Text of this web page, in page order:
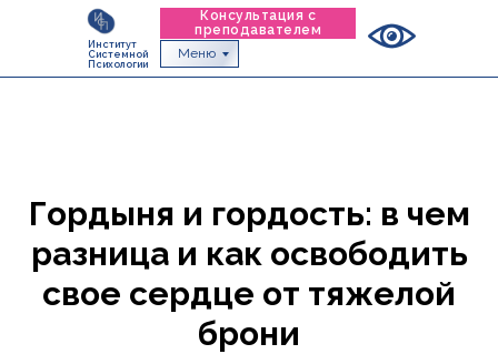
Институт
Системной
Психологии
Консультация с
преподавателем
Меню
Гордыня и гордость: в чем
разница и как освободить
свое сердце от тяжелой
брони